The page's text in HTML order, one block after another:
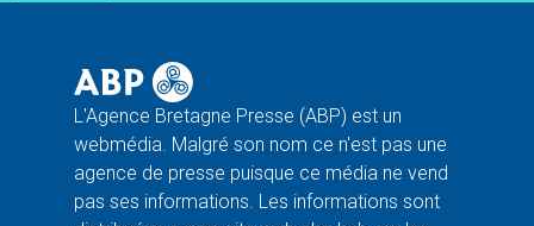
L'Agence Bretagne Presse (ABP) est un
webmédia. Malgré son nom ce n'est pas une
agence de presse puisque ce média ne vend
pas ses informations. Les informations sont